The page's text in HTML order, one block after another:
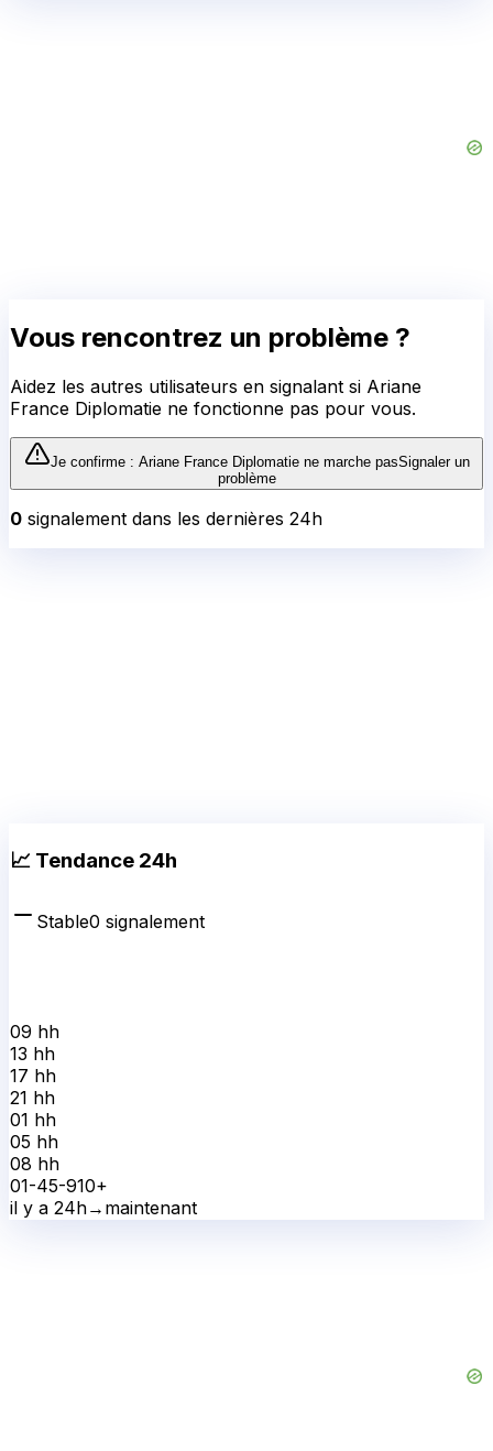
Vous rencontrez un problème ?
Aidez les autres utilisateurs en signalant si Ariane
France Diplomatie ne fonctionne pas pour vous.
Je confirme : Ariane France Diplomatiene marche pasSignaler un
problème
0 signalement dans les dernières 24h
📈 Tendance 24h
Stable0 signalement
09 hh
13 hh
17 hh
21 hh
01 hh
05 hh
08 hh
01-45-910+
il y a 24h→ maintenant